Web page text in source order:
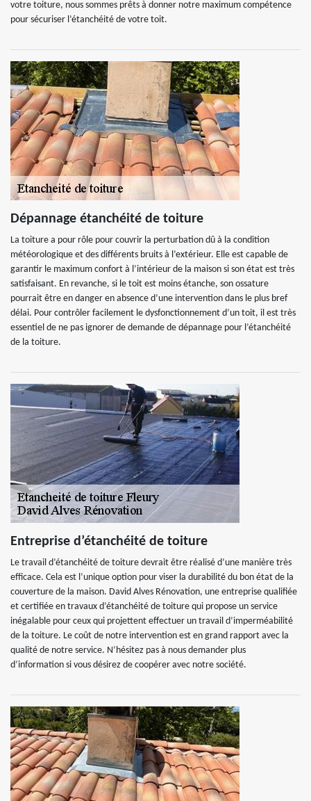
votre toiture, nous sommes prêts à donner notre maximum compétence
pour sécuriser l’étanchéité de votre toit.
Dépannage étanchéité de toiture
La toiture a pour rôle pour couvrir la perturbation dû à la condition
météorologique et des différents bruits à l’extérieur. Elle est capable de
garantir le maximum confort à l’intérieur de la maison si son état est très
satisfaisant. En revanche, si le toit est moins étanche, son ossature
pourrait être en danger en absence d’une intervention dans le plus bref
délai. Pour contrôler facilement le dysfonctionnement d’un toit, il est très
essentiel de ne pas ignorer de demande de dépannage pour l’étanchéité
de la toiture.
Entreprise d’étanchéité de toiture
Le travail d’étanchéité de toiture devrait être réalisé d’une manière très
efficace. Cela est l’unique option pour viser la durabilité du bon état de la
couverture de la maison. David Alves Rénovation, une entreprise qualifiée
et certifiée en travaux d’étanchéité de toiture qui propose un service
inégalable pour ceux qui projettent effectuer un travail d’imperméabilité
de la toiture. Le coût de notre intervention est en grand rapport avec la
qualité de notre service. N’hésitez pas à nous demander plus
d’information si vous désirez de coopérer avec notre société.